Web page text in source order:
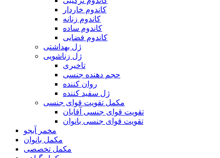
کاندوم خاردار
کاندوم زنانه
کاندوم ساده
کاندوم فضایی
ژل بهداشتی
ژل زناشویی
تاخیری
حجم دهنده جنسی
روان کننده
ژل سفید کننده
مکمل تقویت قوای جنسی
تقویت قوای جنسی آقایان
تقویت قوای جنسی بانوان
مخمر آبجو
مکمل بانوان
مکمل تخصصی